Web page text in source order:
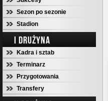
Sezon po sezonie
Stadion
I DRUŻYNA
Kadra i sztab
Terminarz
Przygotowania
Transfery